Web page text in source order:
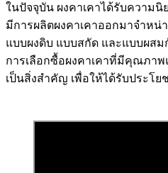
ในปัจจุบัน ผงคาเคาได้รับความ
มีการผลิตผงคาเคาออกมาจำหน่
แบบผงดิบ แบบสกัด และแบบผส
การเลือกซื้อผงคาเคาที่มีคุณภา
เป็นสิ่งสำคัญ เพื่อให้ได้รับประโย